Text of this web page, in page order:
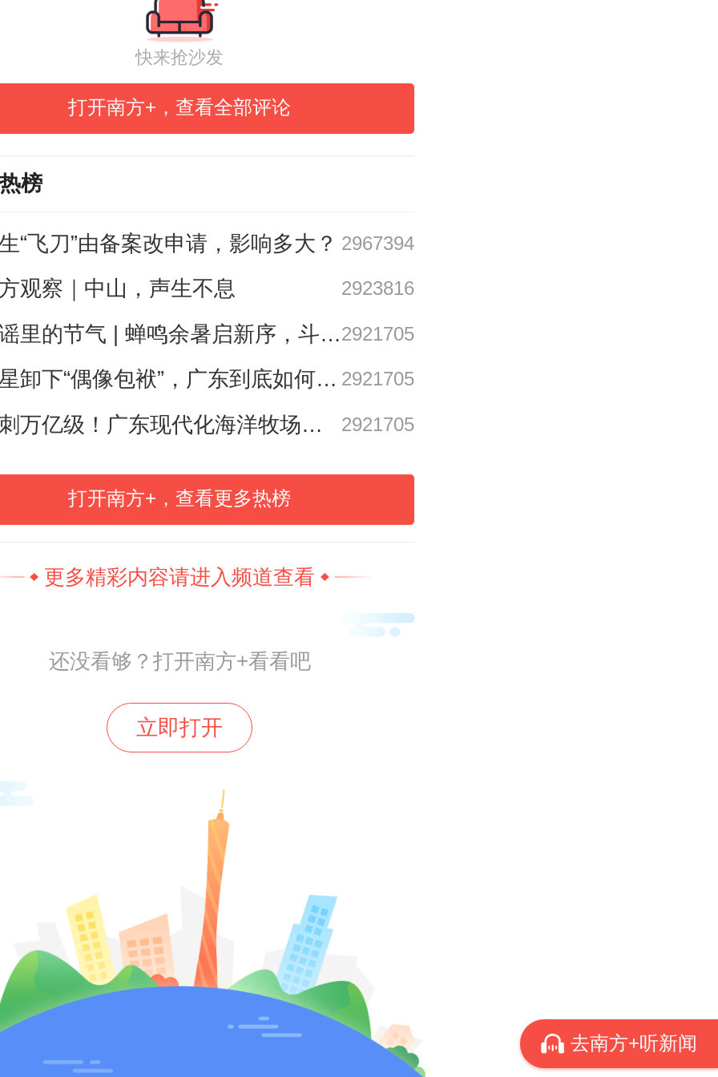
饭圈梗塑造中年母亲的多元形象，却因
关系与饭圈戏称捆绑，被指解构母亲身
犯家庭伦理、违背公序良俗。
，但声明中强调“创作初衷是打破刻板印
述，被认为是“辩解大于认错”，未能获
谅解。
日，中国广告协会就此正式发声，个别品
亲节推出的营销文案，以扭曲亲情、猎
的方式制造话题，曲解家庭伦理，颠覆
母爱与家庭亲情的传统认知，已引发社
的广泛质疑与谴责，为整个广告行业的
销敲响了警钟。中国广告协会明确指出
意应厘清创新与无底线炒作的界限，摒
流量论”，创意新颖的前提是不能违背主流
也提到，涉事品牌已迅速公开道歉，表
是想诠释现代家庭概念，却因理解偏
快来抢沙发
打开南方+，查看全部评论
榜
“飞刀”由备案改申请，影响多大？ 2967394
观察｜中山，声生不息 2923816
歌谣里的节气 | 蝉鸣余暑启新序，斗指西南迎立秋2921705
明星卸下“偶像包袱”，广东到底如何让人变松弛？ | 好看·南方号 2921705
冲刺万亿级！广东现代化海洋牧场建设提速 2921705
打开南方+，查看更多热榜
更多精彩内容请进入频道查看
还没看够？打开南方+看看吧
立即打开
去南方+听新闻